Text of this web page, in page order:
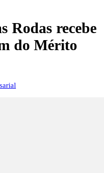
Rodas recebe
do Mérito